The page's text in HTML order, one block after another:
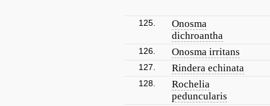
125.
Onosma
dichroantha
126. Onosma irritans
127. Rindera echinata
128.
Rochelia
peduncularis